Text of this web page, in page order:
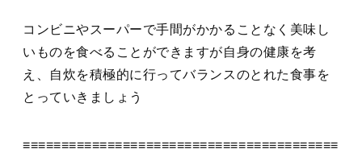
コンビニやスーパーで手間がかかることなく美味し
いものを食べることができますが自身の健康を考
え、自炊を積極的に行ってバランスのとれた食事を
とっていきましょう
≡≡≡≡≡≡≡≡≡≡≡≡≡≡≡≡≡≡≡≡≡≡≡≡≡≡≡≡≡≡≡≡≡≡≡≡≡≡≡≡≡